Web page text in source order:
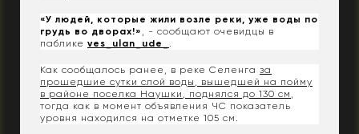
«У людей, которые жили возле реки, уже воды по
грудь во дворах!» , - сообщают очевидцы в
паблике ves_ulan_ude_ .
Как сообщалось ранее, в реке Селенга за
прошедшие сутки слой воды, вышедшей на пойму
в районе поселка Наушки, поднялся до 130 см ,
тогда как в момент объявления ЧС показатель
уровня находился на отметке 105 см.